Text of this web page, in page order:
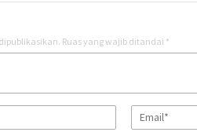
Ruas yang wajib ditandai *